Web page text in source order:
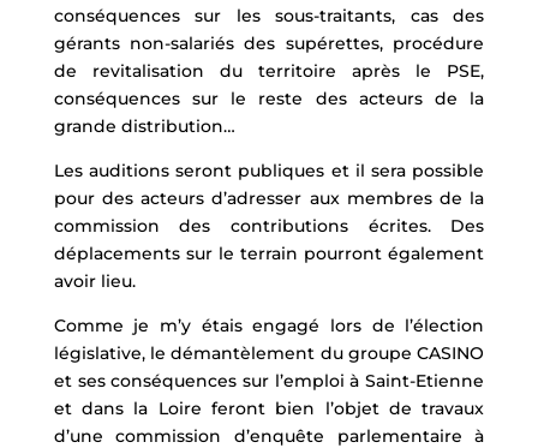
conséquences sur les sous-traitants, cas des
gérants non-salariés des supérettes, procédure
de revitalisation du territoire après le PSE,
conséquences sur le reste des acteurs de la
grande distribution…
Les auditions seront publiques et il sera possible
pour des acteurs d’adresser aux membres de la
commission des contributions écrites. Des
déplacements sur le terrain pourront également
avoir lieu.
Comme je m’y étais engagé lors de l’élection
législative, le démantèlement du groupe CASINO
et ses conséquences sur l’emploi à Saint-Etienne
et dans la Loire feront bien l’objet de travaux
d’une commission d’enquête parlementaire à